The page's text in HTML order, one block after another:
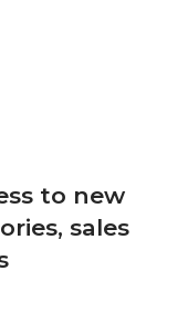
to new
sales